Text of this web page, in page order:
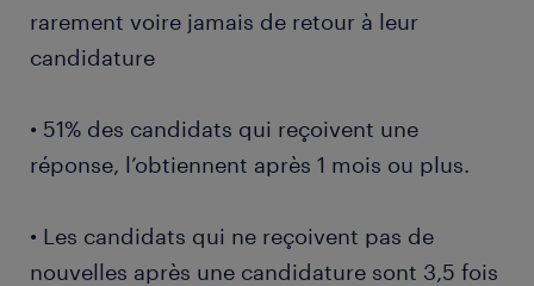
rarement voire jamais de retour à leur
candidature
• 51% des candidats qui reçoivent une
réponse, l’obtiennent après 1 mois ou plus.
• Les candidats qui ne reçoivent pas de
nouvelles après une candidature sont 3,5 fois